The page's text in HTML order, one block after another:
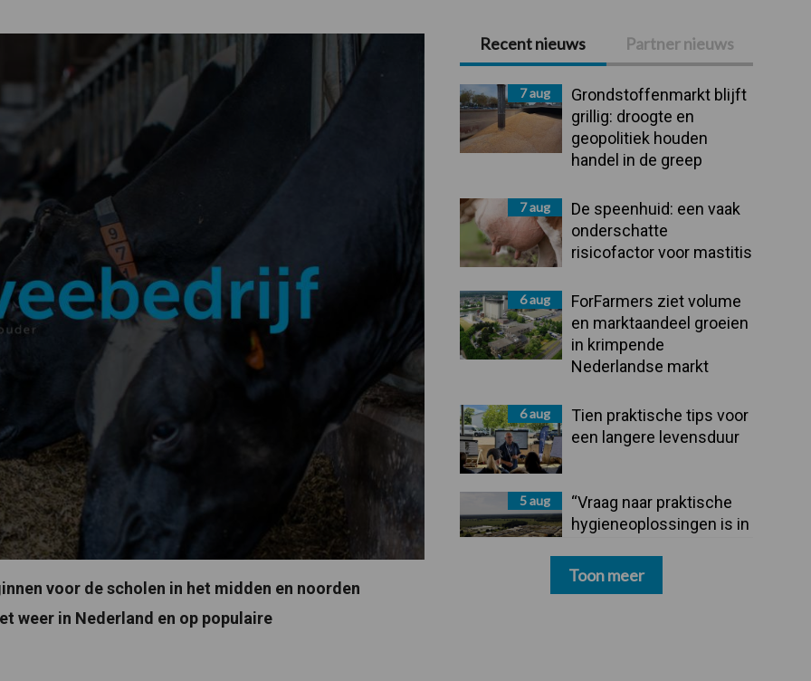
voor de scholen in het midden en noorden
weer in Nederland en op populaire
Primaire
Sidebar
Recent nieuws Partner nieuws
7 aug
Grondstoffenmarkt blijft
grillig: droogte en
geopolitiek houden
handel in de greep
7 aug
De speenhuid: een vaak
onderschatte
risicofactor voor mastitis
6 aug
ForFarmers ziet volume
en marktaandeel groeien
in krimpende
Nederlandse markt
6 aug
Tien praktische tips voor
een langere levensduur
5 aug
“Vraag naar praktische
hygieneoplossingen is in
Toon meer